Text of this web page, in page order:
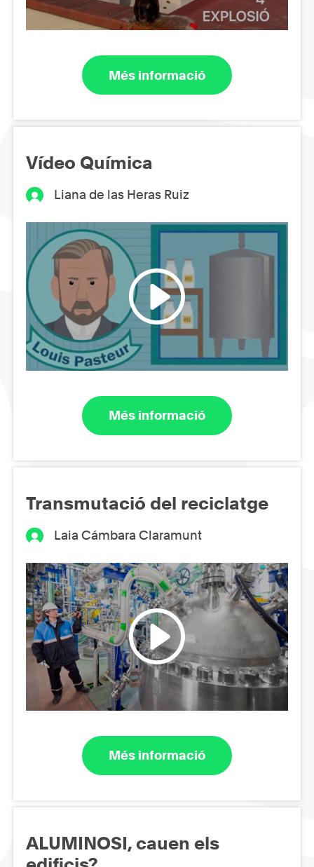
Més informació
Vídeo Química
Liana de las Heras Ruiz
Més informació
Transmutació del reciclatge
Laia Cámbara Claramunt
Més informació
ALUMINOSI, cauen els